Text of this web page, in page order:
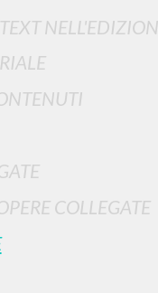
COLLEGATE
scritti